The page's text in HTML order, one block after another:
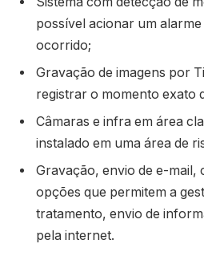
possível acionar um
ocorrido;
Gravação de imagens por
registrar o momento exato
Câmaras e infra em área
instalado em uma área de
Gravação, envio de e-mail,
opções que permitem a
tratamento, envio de
pela internet.